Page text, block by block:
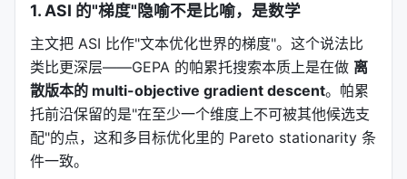
"解决一个难题"。给一个初始工件，让系统迭代改进。
这是最直接的模式，也是 AlphaEvolve 们做的事情。
result = oa.optimize_anything(
    seed_candidate="你的初始代码/提示词",
    evaluator=evaluate,
1. ASI 的"梯度"隐喻不是比喻，是数学
主文把 ASI 比作"文本优化世界的梯度"。这个说法比
类比更深层——GEPA 的帕累托搜索本质上是在做 离
散版本的 multi-objective gradient descent。帕累
托前沿保留的是"在至少一个维度上不可被其他候选支
配"的点，这和多目标优化里的 Pareto stationarity 条
件一致。